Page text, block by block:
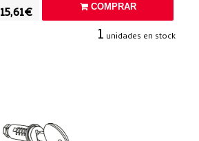
15,61€ COMPRAR
1 unidades en stock